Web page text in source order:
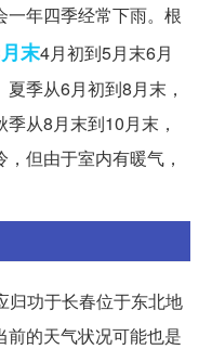
年四季经常下雨。根
月末4月初到5月末6月
季从6月初到8月末，
从8月末到10月末，
但由于室内有暖气，
归功于长春位于东北地
前的天气状况可能也是